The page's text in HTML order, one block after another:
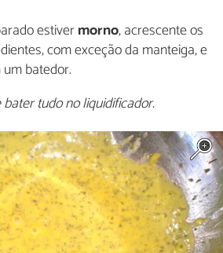
estivermorno, acrescente os
com exceção da manteiga, e
batedor.
tudo no liquidificador.